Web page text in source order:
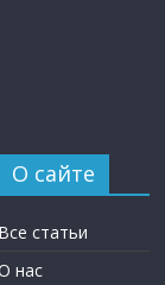
О сайте
Все статьи
нас